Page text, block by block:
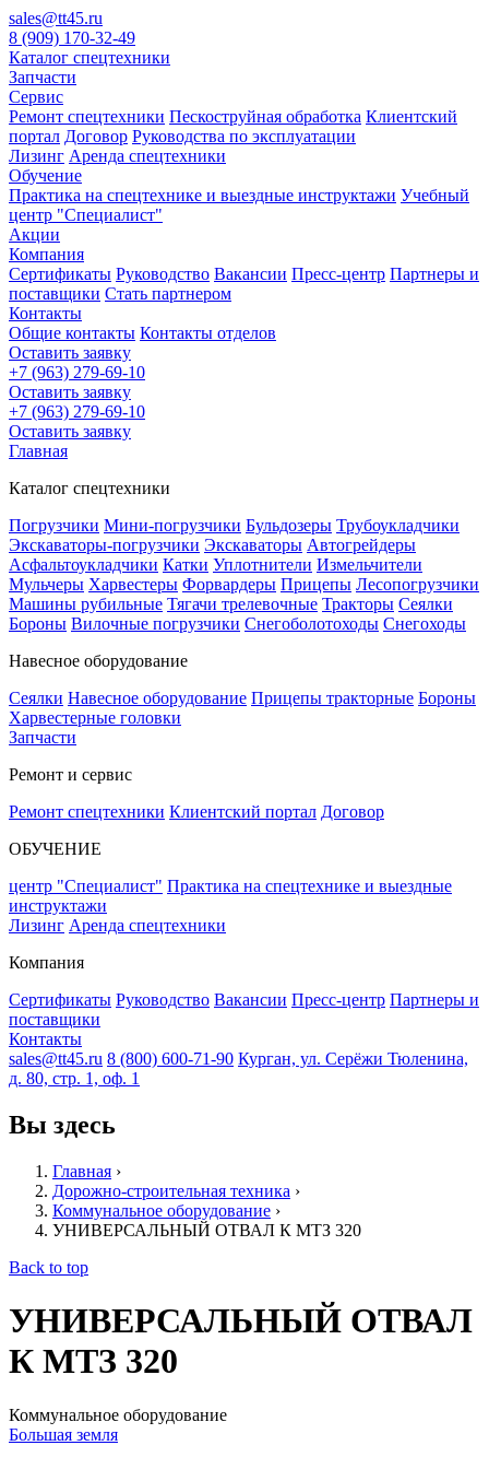
sales@tt45.ru
8 (909) 170-32-49
Каталог спецтехники
Запчасти
Сервис
Ремонт спецтехники Пескоструйная обработка Клиентский
портал Договор Руководства по эксплуатации
Лизинг Аренда спецтехники
Обучение
Практика на спецтехнике и выездные инструктажи Учебный
центр "Специалист"
Акции
Компания
Сертификаты Руководство Вакансии Пресс-центр Партнеры и
поставщики Стать партнером
Контакты
Общие контакты Контакты отделов
Оставить заявку
+7 (963) 279-69-10
Оставить заявку
+7 (963) 279-69-10
Оставить заявку
Главная
Каталог спецтехники
Погрузчики Мини-погрузчики Бульдозеры Трубоукладчики
Экскаваторы-погрузчики Экскаваторы Автогрейдеры
Асфальтоукладчики Катки Уплотнители Измельчители
Мульчеры Харвестеры Форвардеры Прицепы Лесопогрузчики
Машины рубильные Тягачи трелевочные Тракторы Сеялки
Бороны Вилочные погрузчики Снегоболотоходы Снегоходы
Навесное оборудование
Сеялки Навесное оборудование Прицепы тракторные Бороны
Харвестерные головки
Запчасти
Ремонт и сервис
Ремонт спецтехники Клиентский портал Договор
ОБУЧЕНИЕ
центр "Специалист" Практика на спецтехнике и выездные
инструктажи
Лизинг Аренда спецтехники
Компания
Сертификаты Руководство Вакансии Пресс-центр Партнеры и
поставщики
Контакты
sales@tt45.ru 8 (800) 600-71-90 Курган, ул. Серёжи Тюленина,
д. 80, стр. 1, оф. 1
Вы здесь
Главная ›
Дорожно-строительная техника ›
Коммунальное оборудование ›
УНИВЕРСАЛЬНЫЙ ОТВАЛ К МТЗ 320
Back to top
УНИВЕРСАЛЬНЫЙ ОТВАЛ
К МТЗ 320
Коммунальное оборудование
Большая земля